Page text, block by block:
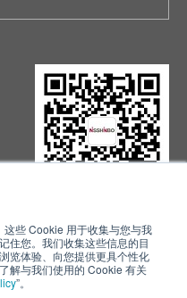
些 Cookie 用于收集与您与我
住您。我们收集这些信息的目
览体验、向您提供更具个性化
解与我们使用的 Cookie 有关
”。
用条款
站地图